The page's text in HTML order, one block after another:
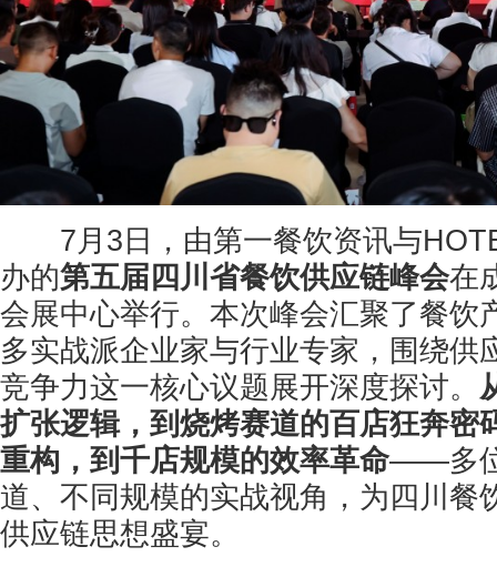
7月3日，由第一餐饮资讯与
办的第五届四川省餐饮供应链峰会在
会展中心举行。本次峰会汇聚了餐饮
多实战派企业家与行业专家，围绕供
竞争力这一核心议题展开深度探讨。
扩张逻辑，到烧烤赛道的百店狂奔密
重构，到千店规模的效率革命——多
道、不同规模的实战视角，为四川餐
供应链思想盛宴。